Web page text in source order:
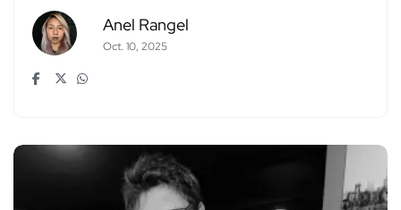
Anel Rangel
Oct. 10, 2025